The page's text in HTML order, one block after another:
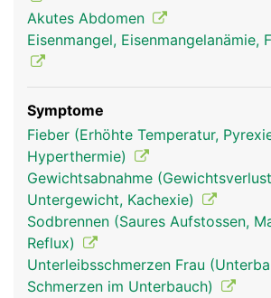
Akutes Abdomen
Eisenmangel, Eisenmangelanämie,
Symptome
Fieber (Erhöhte Temperatur,
Hyperthermie)
Gewichtsabnahme
Untergewicht, Kachexie)
Sodbrennen (Saures Aufstossen,
Reflux)
Unterleibsschmerzen Frau
Schmerzen im Unterbauch)